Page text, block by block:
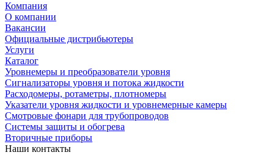
Компания
О компании
Вакансии
Официальные дистрибьютеры
Услуги
Каталог
Уровнемеры и преобразователи уровня
Сигнализаторы уровня и потока жидкости
Расходомеры, ротаметры, плотномеры
Указатели уровня жидкости и уровнемерные камеры
Смотровые фонари для трубопроводов
Системы защиты и обогрева
Вторичные приборы
Наши контакты